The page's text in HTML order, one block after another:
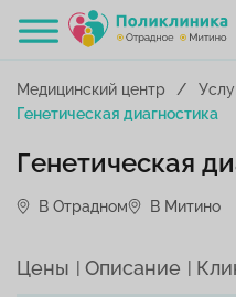
Медицинский центр
Генетическая диагностика
Генетическая
В Отрадном В Митино
Цены Описание